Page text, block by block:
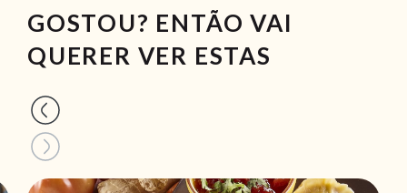
GOSTOU? ENTÃO VAI
QUERER VER ESTAS